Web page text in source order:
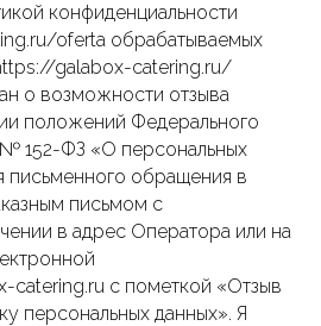
конфиденциальности
oferta обрабатываемых
galabox-catering.ru/
о возможности отзыва
положений Федерального
№ 152-ФЗ «О персональных
письменного обращения в
письмом с
в адрес Оператора или на
catering.ru с пометкой «Отзыв
персональных данных». Я